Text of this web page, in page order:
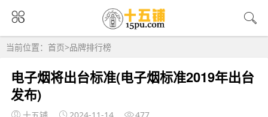
当前位置： 首页>品牌排行榜
电子烟将出台标准(电子烟标准2019年出台
发布)